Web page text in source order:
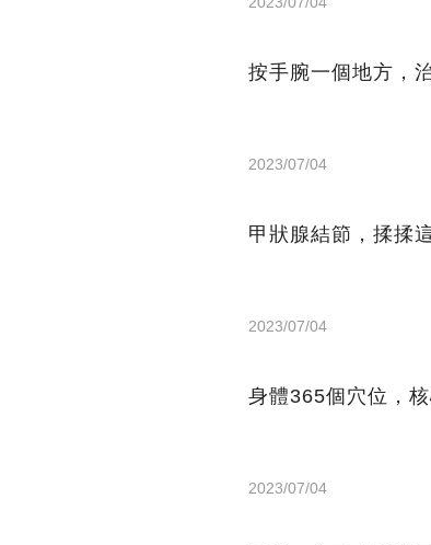
按手腕一個地方，
2023/07/04
甲狀腺結節，揉揉
2023/07/04
身體365個穴位，
2023/07/04